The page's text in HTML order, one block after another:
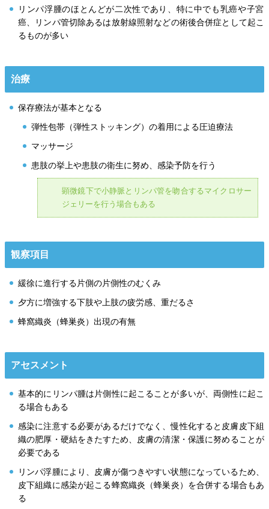
リンパ浮腫のほとんどが二次性であり、特に中でも乳癌や子宮
癌、リンパ管切除あるは放射線照射などの術後合併症として起こ
るものが多い
治療
保存療法が基本となる
弾性包帯（弾性ストッキング）の着用による圧迫療法
マッサージ
患肢の挙上や患肢の衛生に努め、感染予防を行う
顕微鏡下で小静脈とリンパ管を吻合するマイクロサー
ジェリーを行う場合もある
観察項目
緩徐に進行する片側の片側性のむくみ
夕方に増強する下肢や上肢の疲労感、重だるさ
蜂窩織炎（蜂巣炎）出現の有無
アセスメント
基本的にリンパ腫は片側性に起こることが多いが、両側性に起こ
る場合もある
感染に注意する必要があるだけでなく、慢性化すると皮膚皮下組
織の肥厚・硬結をきたすため、皮膚の清潔・保護に努めることが
必要である
リンパ浮腫により、皮膚が傷つきやすい状態になっているため、
皮下組織に感染が起こる蜂窩織炎（蜂巣炎）を合併する場合もあ
る